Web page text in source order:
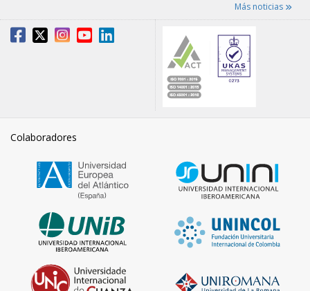
Más noticias
Colaboradores